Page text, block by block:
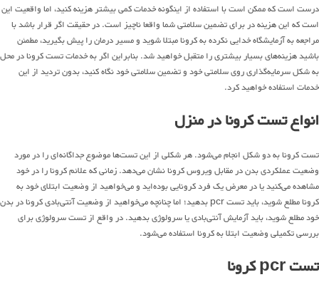
درست است که ممکن است با استفاده از اینگونه خدمات کمی بیشتر هزینه کنید، اما واقعیت این
است که این هزینه در برای تضمین سلامتی شما واقعا ناچیز است. در حقیقت اگر قرار باشد با
مراجعه به آزمایشگاه خدایی نکرده به کرونا مبتلا شوید و مسیر درمان را پیش بگیرید، مطمئن
باشید هزینه‌های بسیار بیشتری را متقبل خواهید شد. بنابراین اگر به خدمات تست کرونا در محل
به شکل سرمایه‌گذاری روی سلامتی خود و تضمین سلامتی خود نگاه کنید، بدون تردید از این
خدمات استفاده خواهید کرد.
انواع تست کرونا در منزل
تست کرونا به دو شکل انجام می‌شود. هر شکلی از این تست‌ها موضوع جداگانه‌ای را در مورد
وضعیت عملکردی بدن در مقابل ویروس کرونا نشان می‌دهد. زمانی که علائم کرونا را در خود
مشاهده می‌کنید یا در معرض یک فرد کرونایی بوده‌اید و می‌خواهید از وضعیت ابتلای خود به
کرونا مطلع شوید، باید تست pcr بدهید؛ اما چنانچه می‌خواهید از وضعیت آنتی‌بادی کرونا در بدن
خود مطلع شوید، باید آزمایش آنتی‌بادی یا سرولوژی بدهید. در واقع از تست سرولوژی برای
بررسی تکمیلی وضعیت ابتلا به کرونا استفاده می‌شود.
تست pcr کرونا